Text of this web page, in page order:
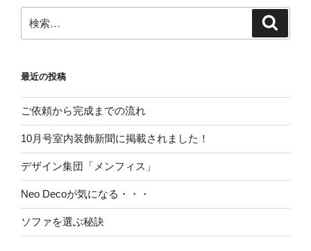
ー
シ
索:
最近の投稿
ご依頼から完成までの流れ
10月号室内装飾新聞に掲載されました！
デザイン集団「メンフィス」
Neo Decoが気になる・・・
ソファを選ぶ秘訣